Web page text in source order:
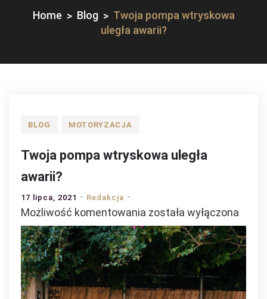
Home Blog
Twoja pompa wtryskowa
uległa awarii?
BLOG MOTORYZACJA
Twoja pompa wtryskowa uległa
awarii?
17 lipca, 2021 Redakcja
Możliwość komentowania Twoja
pompa
wtryskowa
uległa
awarii?
została wyłączona